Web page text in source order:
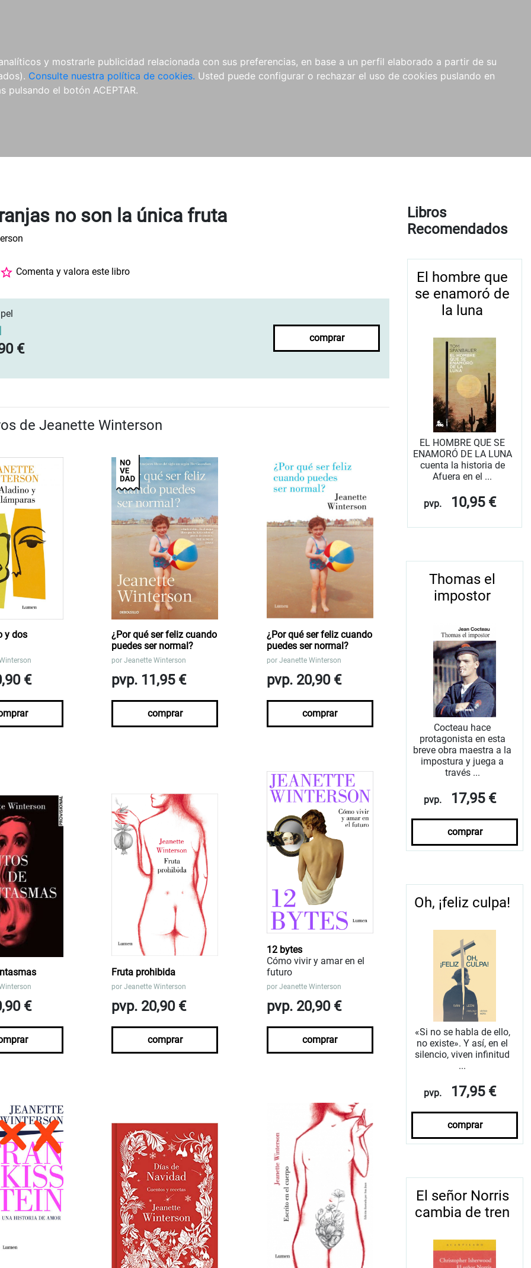
y mostrarle publicidad relacionada con sus preferencias, en base a un perfil elaborado a partir de su
Consulte nuestra política de cookies. Usted puede configurar o rechazar el uso de cookies puslando en
pulsando el botón ACEPTAR.
no son la única fruta
Comenta y valora este libro
€
comprar
de Jeanette Winterson
y dos
€
¿Por qué ser feliz cuando
puedes ser normal?
porJeanette Winterson
pvp. 11,95 €
comprar
¿Por qué ser feliz cuando
puedes ser normal?
por Jeanette Winterson
pvp. 20,90 €
comprar
€
Fruta prohibida
porJeanette Winterson
pvp. 20,90 €
comprar
12 bytes
Cómo vivir y amar en el
futuro
por Jeanette Winterson
pvp. 20,90 €
comprar
Libros
Recomendados
El hombre que
se enamoró de
la luna
EL HOMBRE QUE SE
ENAMORÓ DE LA LUNA
cuenta la historia de
Afuera en el ...
pvp. 10,95 €
Thomas el
impostor
Cocteau hace
protagonista en esta
breve obra maestra a la
impostura y juega a
través ...
pvp. 17,95 €
comprar
Oh, ¡feliz culpa!
«Si no se habla de ello,
no existe». Y así, en el
silencio, viven infinitud
...
pvp. 17,95 €
comprar
El señor Norris
cambia de tren